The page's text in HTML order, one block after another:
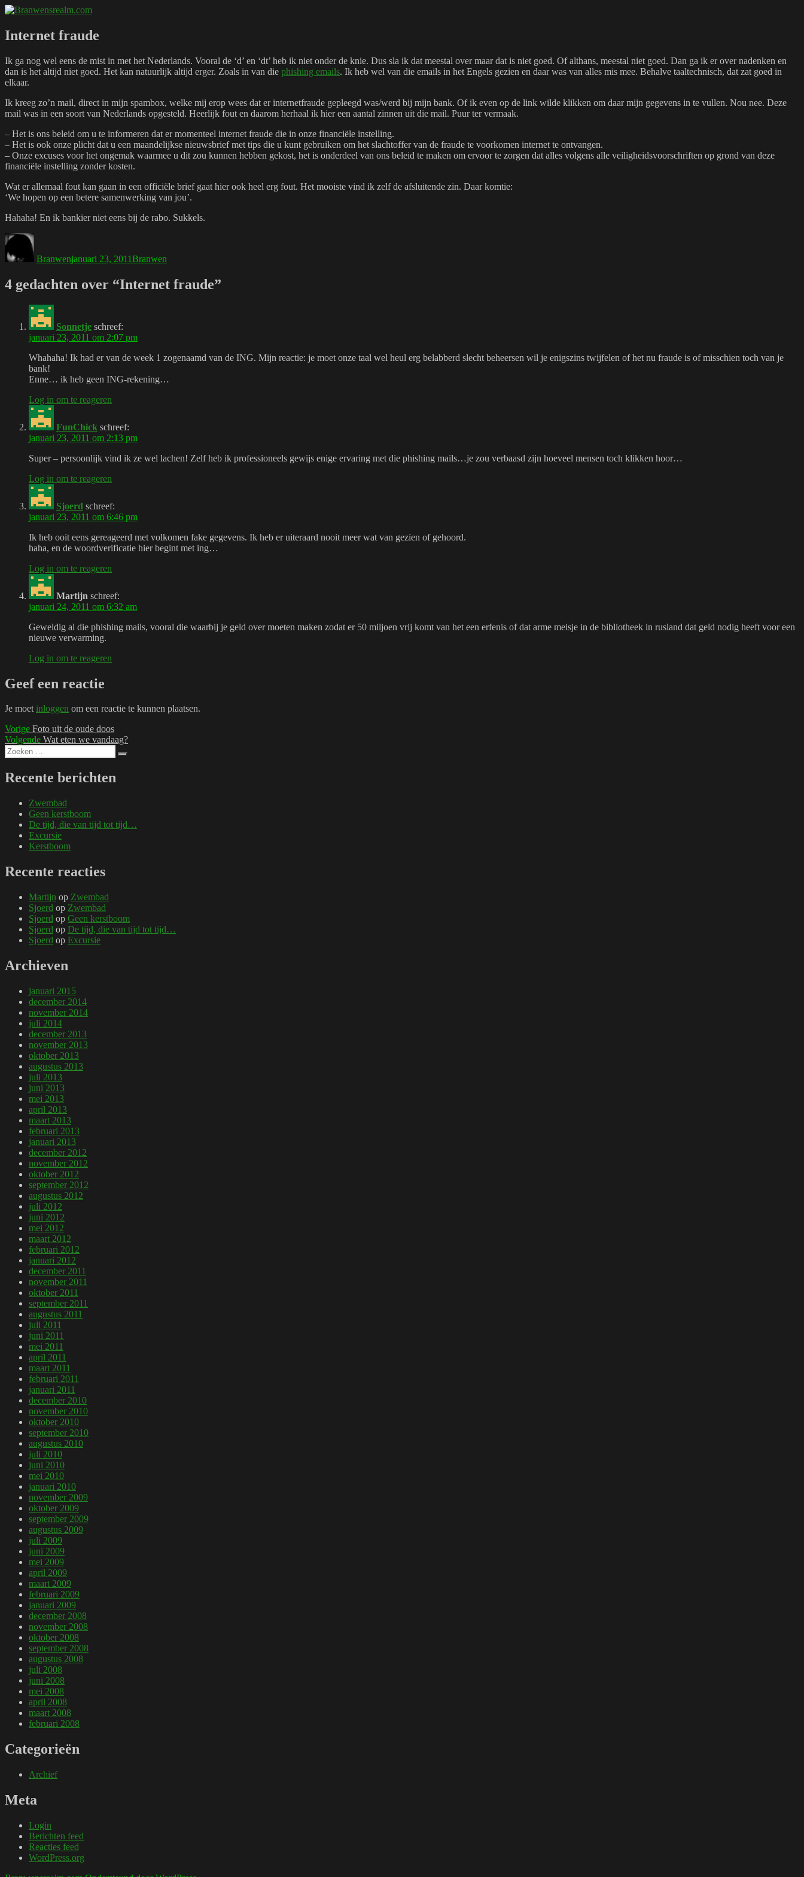
Naar
inhoud
springen
Internet fraude
Ik ga nog wel eens de mist in met het Nederlands. Vooral de ‘d’ en ‘dt’ heb ik niet onder de knie. Dus sla ik dat meestal over maar dat is niet goed. Of althans, meestal niet goed. Dan ga ik er over nadenken en
dan is het altijd niet goed. Het kan natuurlijk altijd erger. Zoals in van die phishing emails. Ik heb wel van die emails in het Engels gezien en daar was van alles mis mee. Behalve taaltechnisch, dat zat goed in
elkaar.
Ik kreeg zo’n mail, direct in mijn spambox, welke mij erop wees dat er internetfraude gepleegd was/werd bij mijn bank. Of ik even op de link wilde klikken om daar mijn gegevens in te vullen. Nou nee. Deze
mail was in een soort van Nederlands opgesteld. Heerlijk fout en daarom herhaal ik hier een aantal zinnen uit die mail. Puur ter vermaak.
– Het is ons beleid om u te informeren dat er momenteel internet fraude die in onze financiële instelling.
– Het is ook onze plicht dat u een maandelijkse nieuwsbrief met tips die u kunt gebruiken om het slachtoffer van de fraude te voorkomen internet te ontvangen.
– Onze excuses voor het ongemak waarmee u dit zou kunnen hebben gekost, het is onderdeel van ons beleid te maken om ervoor te zorgen dat alles volgens alle veiligheidsvoorschriften op grond van deze
financiële instelling zonder kosten.
Wat er allemaal fout kan gaan in een officiële brief gaat hier ook heel erg fout. Het mooiste vind ik zelf de afsluitende zin. Daar komtie:
‘We hopen op een betere samenwerking van jou’.
Hahaha! En ik bankier niet eens bij de rabo. Sukkels.
Auteur
Branwenjanuari 23, 2011Branwen
4 gedachten over “Internet fraude”
Sonnetje schreef:
januari 23, 2011 om 2:07 pm
Whahaha! Ik had er van de week 1 zogenaamd van de ING. Mijn reactie: je moet onze taal wel heul erg belabberd slecht beheersen wil je enigszins twijfelen of het nu fraude is of misschien toch van je
bank!
Enne… ik heb geen ING-rekening…
Log in om te reageren
FunChick schreef:
januari 23, 2011 om 2:13 pm
Super – persoonlijk vind ik ze wel lachen! Zelf heb ik professioneels gewijs enige ervaring met die phishing mails…je zou verbaasd zijn hoeveel mensen toch klikken hoor…
Log in om te reageren
Sjoerd schreef:
januari 23, 2011 om 6:46 pm
Ik heb ooit eens gereageerd met volkomen fake gegevens. Ik heb er uiteraard nooit meer wat van gezien of gehoord.
haha, en de woordverificatie hier begint met ing…
Log in om te reageren
Martijn schreef:
januari 24, 2011 om 6:32 am
Geweldig al die phishing mails, vooral die waarbij je geld over moeten maken zodat er 50 miljoen vrij komt van het een erfenis of dat arme meisje in de bibliotheek in rusland dat geld nodig heeft voor een
nieuwe verwarming.
Log in om te reageren
Geef een reactie
Je moetinloggen om een reactie te kunnen plaatsen.
Bericht
navigatie
Vorige Vorig
bericht:
Foto uit de oude doos
Volgende Volgend
bericht:
Wat eten we vandaag?
Zoeken
naar:
Recente berichten
Zwembad
Geen kerstboom
De tijd, die van tijd tot tijd…
Excursie
Kerstboom
Recente reacties
Martijn op Zwembad
Sjoerd op Zwembad
Sjoerd op Geen kerstboom
Sjoerd op De tijd, die van tijd tot tijd…
Sjoerd op Excursie
Archieven
januari 2015
december 2014
november 2014
juli 2014
december 2013
november 2013
oktober 2013
augustus 2013
juli 2013
juni 2013
mei 2013
april 2013
maart 2013
februari 2013
januari 2013
december 2012
november 2012
oktober 2012
september 2012
augustus 2012
juli 2012
juni 2012
mei 2012
maart 2012
februari 2012
januari 2012
december 2011
november 2011
oktober 2011
september 2011
augustus 2011
juli 2011
juni 2011
mei 2011
april 2011
maart 2011
februari 2011
januari 2011
december 2010
november 2010
oktober 2010
september 2010
augustus 2010
juli 2010
juni 2010
mei 2010
januari 2010
november 2009
oktober 2009
september 2009
augustus 2009
juli 2009
juni 2009
mei 2009
april 2009
maart 2009
februari 2009
januari 2009
december 2008
november 2008
oktober 2008
september 2008
augustus 2008
juli 2008
juni 2008
mei 2008
april 2008
maart 2008
februari 2008
Categorieën
Archief
Meta
Login
Berichten feed
Reacties feed
WordPress.org